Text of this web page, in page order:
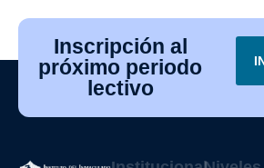
Inscripción al
próximo periodo
lectivo